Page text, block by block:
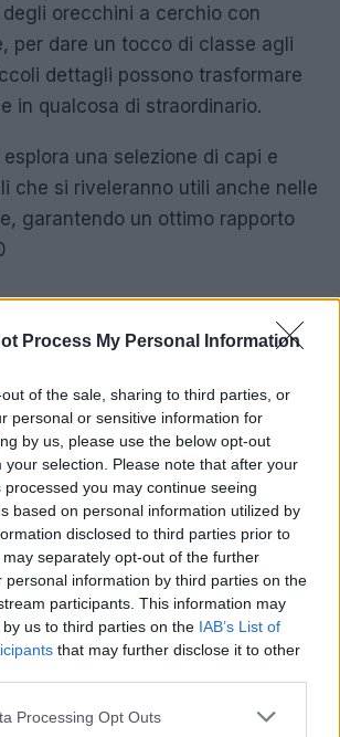
Process My Personal Information
of the sale, sharing to third parties, or
personal or sensitive information for
by us, please use the below opt-out
your selection. Please note that after your
you may continue seeing
based on personal information utilized by
disclosed to third parties prior to
separately opt-out of the further
personal information by third parties on the
participants. This information may
us to third parties on the IAB’s List of
that may further disclose it to other
website/app uses one or more Google
Processing Opt Outs
orecchini a cerchio con
per dare un tocco di classe agli
dettagli possono trasformare
in qualcosa di straordinario.
una selezione di capi e
che si riveleranno utili anche nelle
garantendo un ottimo rapporto